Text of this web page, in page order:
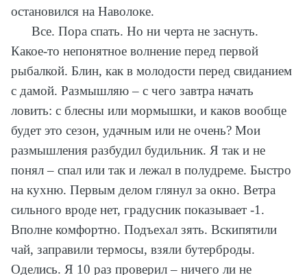
остановился на Наволоке.
Все. Пора спать. Но ни черта не заснуть.
Какое-то непонятное волнение перед первой
рыбалкой. Блин, как в молодости перед свиданием
с дамой. Размышляю – с чего завтра начать
ловить: с блесны или мормышки, и каков вообще
будет это сезон, удачным или не очень? Мои
размышления разбудил будильник. Я так и не
понял – спал или так и лежал в полудреме. Быстро
на кухню. Первым делом глянул за окно. Ветра
сильного вроде нет, градусник показывает -1.
Вполне комфортно. Подъехал зять. Вскипятили
чай, заправили термосы, взяли бутерброды.
Оделись. Я 10 раз проверил – ничего ли не